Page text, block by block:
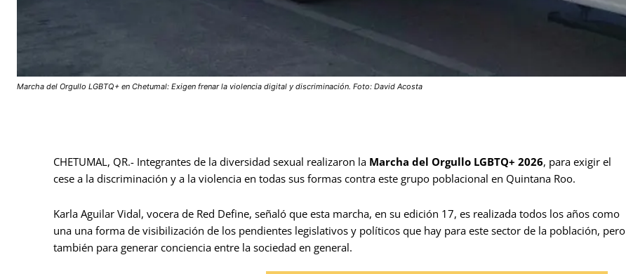
Marcha del Orgullo LGBTQ+ en Chetumal: Exigen frenar la violencia digital y discriminación. Foto: David Acosta
CHETUMAL, QR.- Integrantes de la diversidad sexual realizaron la Marcha del Orgullo LGBTQ+ 2026, para exigir el
cese a la discriminación y a la violencia en todas sus formas contra este grupo poblacional en Quintana Roo.
Karla Aguilar Vidal, vocera de Red Define, señaló que esta marcha, en su edición 17, es realizada todos los años como
una una forma de visibilización de los pendientes legislativos y políticos que hay para este sector de la población, pero
también para generar conciencia entre la sociedad en general.